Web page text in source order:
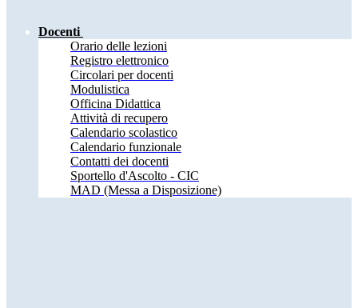
Docenti
Orario delle lezioni
Registro elettronico
Circolari per docenti
Modulistica
Officina Didattica
Attività di recupero
Calendario scolastico
Calendario funzionale
Contatti dei docenti
Sportello d'Ascolto - CIC
MAD (Messa a Disposizione)